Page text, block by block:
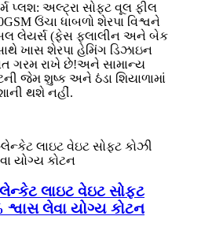
પ્લશ: અલ્ટ્રા સોફ્ટ વૂલ ફીલ
ઉંચા ધાબળો શેરપા વિશ્વને
લેયર્સ (ફેસ ફલાલીન અને બેક
ખાસ શેરપા હેમિંગ ડિઝાઇન
ગરમ રાખે છે!અને સામાન્ય
જેમ શુષ્ક અને ઠંડા શિયાળામાં
થશે નહીં.
લાઇટ વેઇટ સોફ્ટ
શ્વાસ લેવા યોગ્ય કોટન